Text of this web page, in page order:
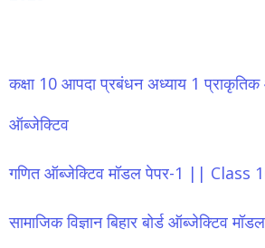
कक्षा 10 आपदा प्रबंधन अध्याय 1
ऑब्जेक्टिव
गणित ऑब्जेक्टिव मॉडल पेपर-1 || Class
सामाजिक विज्ञान बिहार बोर्ड ऑब्जेक्टिव